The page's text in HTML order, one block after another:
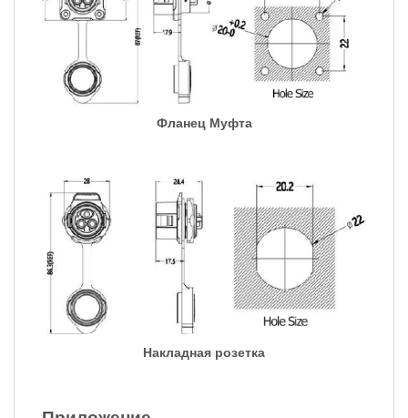
Фланец Муфта
Накладная розетка